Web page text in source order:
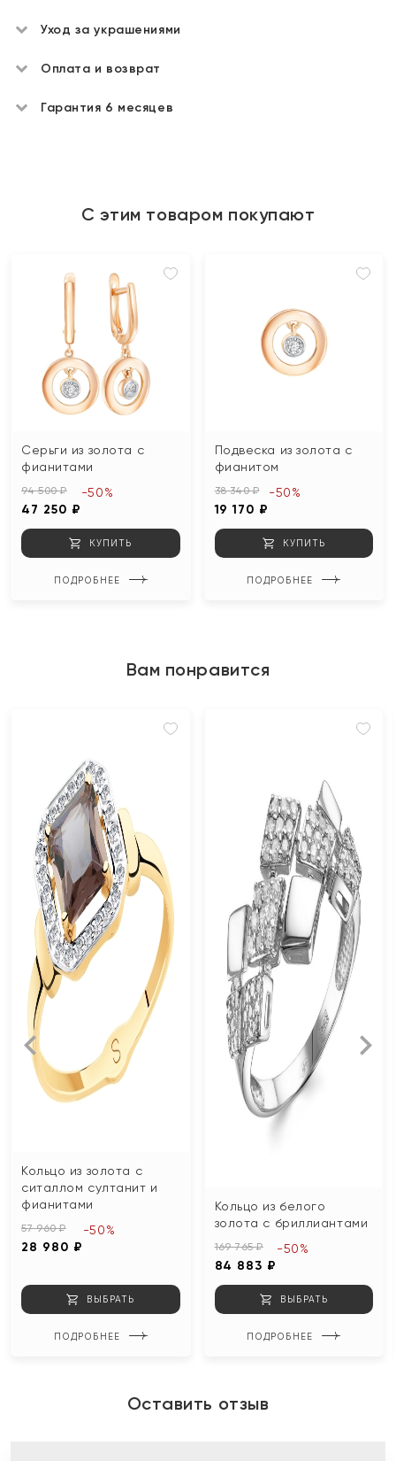
Уход за украшениями
Оплата и возврат
Гарантия 6 месяцев
С этим товаром покупают
Серьги из золота с
фианитами
94 500 ₽
47 250 ₽
-50%
КУПИТЬ
ПОДРОБНЕЕ
Подвеска из золота с
фианитом
38 340 ₽
19 170 ₽
-50%
КУПИТЬ
ПОДРОБНЕЕ
Вам понравится
Кольцо из золота с
ситаллом султанит и
фианитами
57 960 ₽
28 980 ₽
-50%
ВЫБРАТЬ
ПОДРОБНЕЕ
Кольцо из белого
золота с бриллиантами
169 765 ₽
84 883 ₽
-50%
ВЫБРАТЬ
ПОДРОБНЕЕ
Оставить отзыв